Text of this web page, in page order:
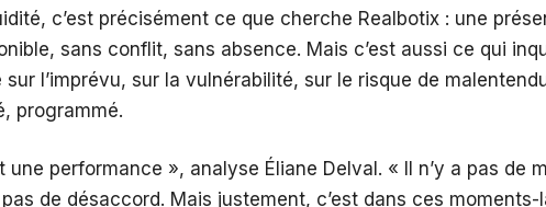
c’est précisément ce que cherche Realbotix : une
sans conflit, sans absence. Mais c’est aussi ce qui
sur l’imprévu, sur la vulnérabilité, sur le risque de
programmé.
une performance », analyse Éliane Delval. « Il n’y a pas de
de désaccord. Mais justement, c’est dans ces moments-